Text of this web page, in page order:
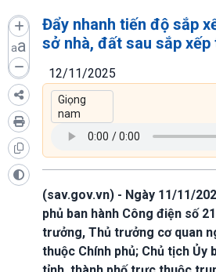
aa
Đẩy nhanh tiến độ sắp
sở nhà, đất sau sắp
12/11/2025
(sav.gov.vn) - Ngày 11/11/
phủ ban hành Công điện số
trưởng, Thủ trưởng cơ quan
thuộc Chính phủ; Chủ tịch Ủy